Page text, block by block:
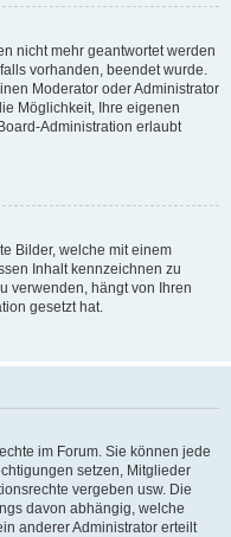
nicht mehr geantwortet werden
vorhanden, beendet wurde.
Moderator oder Administrator
Möglichkeit, Ihre eigenen
Administration erlaubt
Bilder, welche mit einem
Inhalt kennzeichnen zu
verwenden, hängt von Ihren
gesetzt hat.
im Forum. Sie können jede
setzen, Mitglieder
vergeben usw. Die
davon abhängig, welche
anderer Administrator erteilt